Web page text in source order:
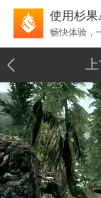
使用杉果
畅快体验，